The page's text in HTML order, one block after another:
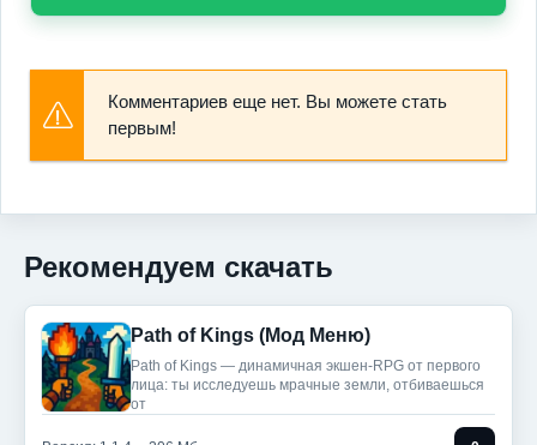
Комментариев еще нет. Вы можете стать
первым!
Рекомендуем скачать
Path of Kings (Мод Меню)
Path of Kings — динамичная экшен-RPG от первого
лица: ты исследуешь мрачные земли, отбиваешься
от